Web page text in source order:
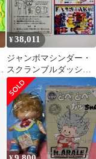
¥38,011
ジャンボマシンダー・
スクランブルダッシュ
組立説明書＆ミニチラ
シ（美品・当時モノ）